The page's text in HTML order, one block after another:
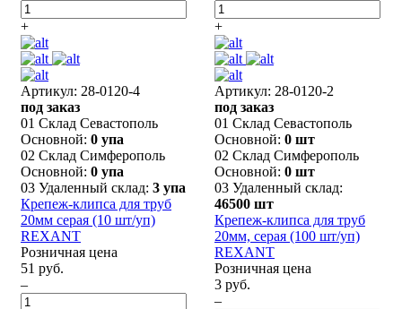
+ +
Артикул: 28-0120-4
под заказ
01 Склад Севастополь
Основной: 0 упа
02 Склад Симферополь
Основной: 0 упа
03 Удаленный склад: 3 упа
Крепеж-клипса для труб
20мм серая (10 шт/уп)
REXANT
Розничная цена
51 руб.
–
Артикул: 28-0120-2
под заказ
01 Склад Севастополь
Основной: 0 шт
02 Склад Симферополь
Основной: 0 шт
03 Удаленный склад:
46500 шт
Крепеж-клипса для труб
20мм, серая (100 шт/уп)
REXANT
Розничная цена
3 руб.
–